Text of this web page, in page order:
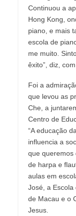
Continuou a
Hong Kong,
piano, e mais
escola de
me muito.
êxito”, diz,
Foi a
que levou as
Che, a
Centro de
“A educação
influencia a
que queremos
de harpa e
aulas em
José, a Escola
de Macau e o
Jesus.